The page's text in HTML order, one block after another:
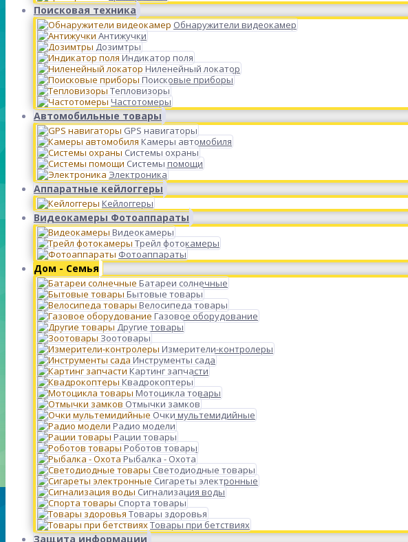
Поисковая техника
Обнаружители видеокамер
Антижучки
Дозимтры
Индикатор поля
Ниленейный локатор
Поисковые приборы
Тепловизоры
Частотомеры
Автомобильные товары
GPS навигаторы
Камеры автомобиля
Системы охраны
Системы помощи
Электроника
Аппаратные кейлоггеры
Кейлоггеры
Видеокамеры Фотоаппараты
Видеокамеры
Трейл фотокамеры
Фотоаппараты
Дом - Семья
Батареи солнечные
Бытовые товары
Велосипеда товары
Газовое оборудование
Другие товары
Зоотовары
Измерители-контролеры
Инструменты сада
Картинг запчасти
Квадрокоптеры
Мотоцикла товары
Отмычки замков
Очки мультемидийные
Радио модели
Рации товары
Роботов товары
Рыбалка - Охота
Светодиодные товары
Сигареты электронные
Сигнализация воды
Спорта товары
Товары здоровья
Товары при бетствиях
Защита информации